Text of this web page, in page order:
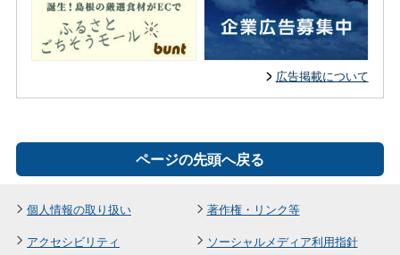
広告掲載について
ページの先頭へ戻る
個人情報の取り扱い
著作権・リンク等
アクセシビリティ
ソーシャルメディア利用指針